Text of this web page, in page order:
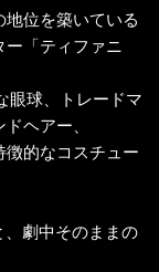
位を築いている
ー「ティファニ
眼球、トレードマ
ヘアー、
的なコスチュー
、劇中そのままの